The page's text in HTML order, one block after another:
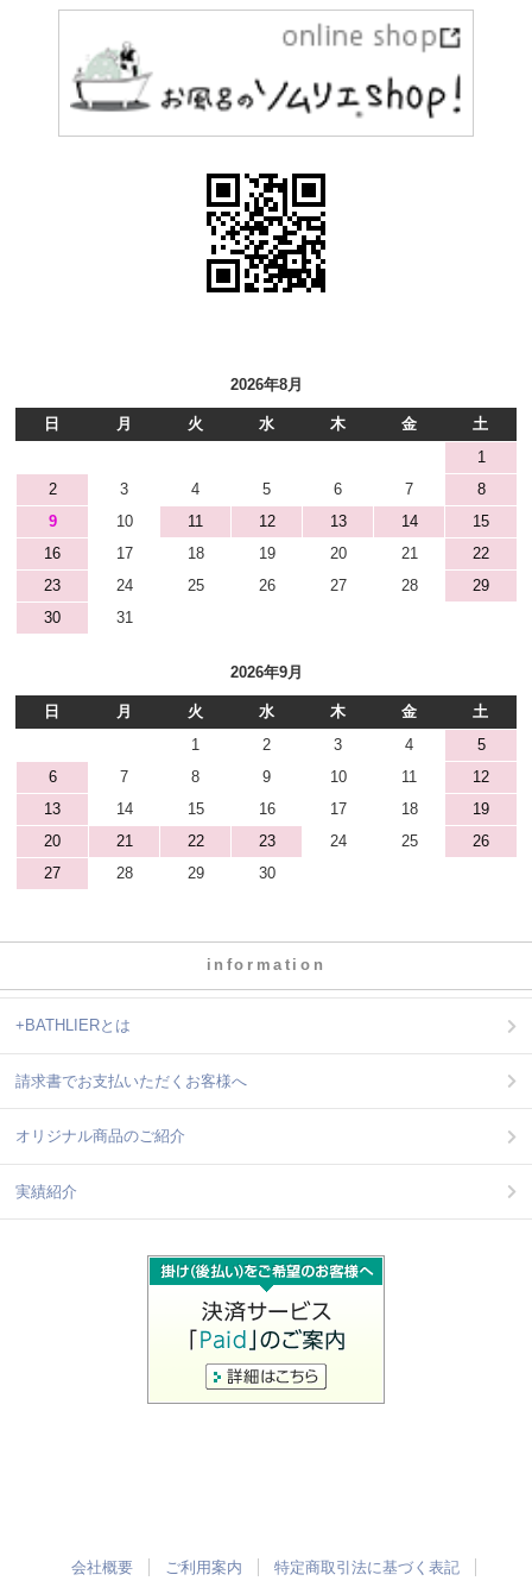
2026年8月
日 月 火 水 木 金
土
1
2
3 4 5 6 7
8
9
10 11 12 13 14
15
16
17 18 19 20 21
22
23
24 25 26 27 28
29
30
31
2026年9月
日 月 火 水 木 金
土
1
2 3 4
5
6
7 8 9 10 11
12
13
14 15 16 17 18
19
20
21 22 23 24 25
26
27
28 29 30
information
+BATHLIERとは
請求書でお支払いただくお客様へ
オリジナル商品のご紹介
実績紹介
会社概要 ご利用案内 特定商取引法に基づく表記